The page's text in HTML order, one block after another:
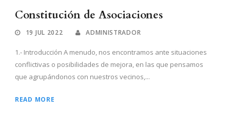
Constitución de Asociaciones
19 JUL 2022 ADMINISTRADOR
1.- Introducción A menudo, nos encontramos ante situaciones
conflictivas o posibilidades de mejora, en las que pensamos
que agrupándonos con nuestros vecinos,...
READ MORE